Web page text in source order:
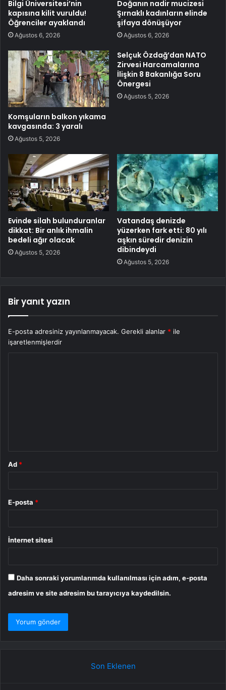
Bilgi Üniversitesi’nin
kapısına kilit vuruldu!
Öğrenciler ayaklandı
Ağustos 6, 2026
Doğanın nadir mucizesi
Şırnaklı kadınların elinde
şifaya dönüşüyor
Ağustos 6, 2026
Komşuların balkon yıkama
kavgasında: 3 yaralı
Ağustos 5, 2026
Selçuk Özdağ’dan NATO
Zirvesi Harcamalarına
İlişkin 8 Bakanlığa Soru
Önergesi
Ağustos 5, 2026
Evinde silah bulunduranlar
dikkat: Bir anlık ihmalin
bedeli ağır olacak
Ağustos 5, 2026
Vatandaş denizde
yüzerken fark etti: 80 yılı
aşkın süredir denizin
dibindeydi
Ağustos 5, 2026
Bir yanıt yazın
E-posta adresiniz yayınlanmayacak. Gerekli alanlar * ile
işaretlenmişlerdir
Ad *
E-posta *
İnternet sitesi
Daha sonraki yorumlarımda kullanılması için adım, e-posta
adresim ve site adresim bu tarayıcıya kaydedilsin.
Son Eklenen